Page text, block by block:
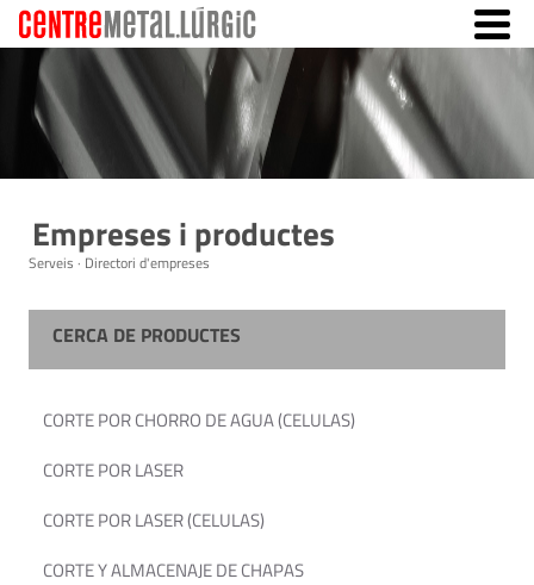
Empreses i productes
Serveis · Directori d'empreses
CERCA DE PRODUCTES
CORTE POR CHORRO DE AGUA (CELULAS)
CORTE POR LASER
CORTE POR LASER (CELULAS)
CORTE Y ALMACENAJE DE CHAPAS